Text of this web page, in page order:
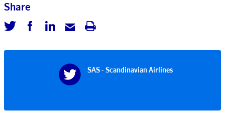
Share
SAS - Scandinavian Airlines